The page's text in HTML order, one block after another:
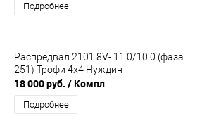
Подробнее
Распредвал 2101 8V- 11.0/10.0 (фаза
251) Трофи 4х4 Нуждин
18 000 руб. / Компл
Подробнее